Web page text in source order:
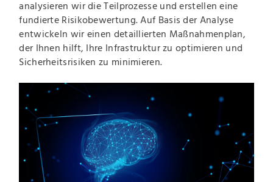
analysieren wir die Teilprozesse und erstellen eine
fundierte Risikobewertung. Auf Basis der Analyse
entwickeln wir einen detaillierten Maßnahmenplan,
der Ihnen hilft, Ihre Infrastruktur zu optimieren und
Sicherheitsrisiken zu minimieren.